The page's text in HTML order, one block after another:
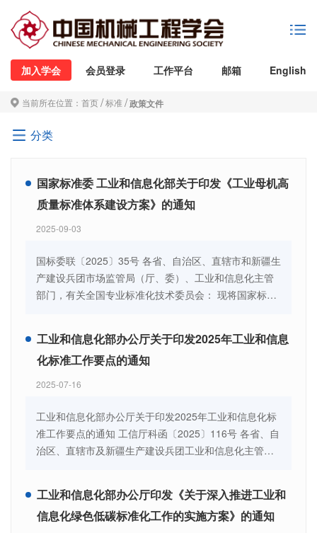
加入学会 会员登录 工作平台 邮箱 English
当前所在位置： 首页/标准/政策文件
分类
国家标准委 工业和信息化部关于印发《工业母机高
质量标准体系建设方案》的通知
2025-09-03
国标委联〔2025〕35号 各省、自治区、直辖市和新疆生
产建设兵团市场监管局（厅、委）、工业和信息化主管
部门，有关全国专业标准化技术委员会： 现将国家标准
委 工业和信息化部 2025年7月1日
工业和信息化部办公厅关于印发2025年工业和信息
化标准工作要点的通知
2025-07-16
工业和信息化部办公厅关于印发2025年工业和信息化标
准工作要点的通知 工信厅科函〔2025〕116号 各省、自
治区、直辖市及新疆生产建设兵团工业和信息化主管部
结合本行业（领域）、本地区工作实际抓好贯彻实施。
工业和信息化部办公厅 2025年3月31日
工业和信息化部办公厅印发《关于深入推进工业和
信息化绿色低碳标准化工作的实施方案》的通知